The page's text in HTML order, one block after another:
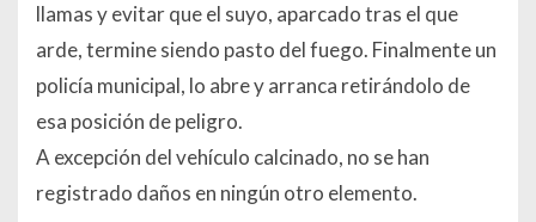
llamas y evitar que el suyo, aparcado tras el que
arde, termine siendo pasto del fuego. Finalmente un
policía municipal, lo abre y arranca retirándolo de
esa posición de peligro.
A excepción del vehículo calcinado, no se han
registrado daños en ningún otro elemento.